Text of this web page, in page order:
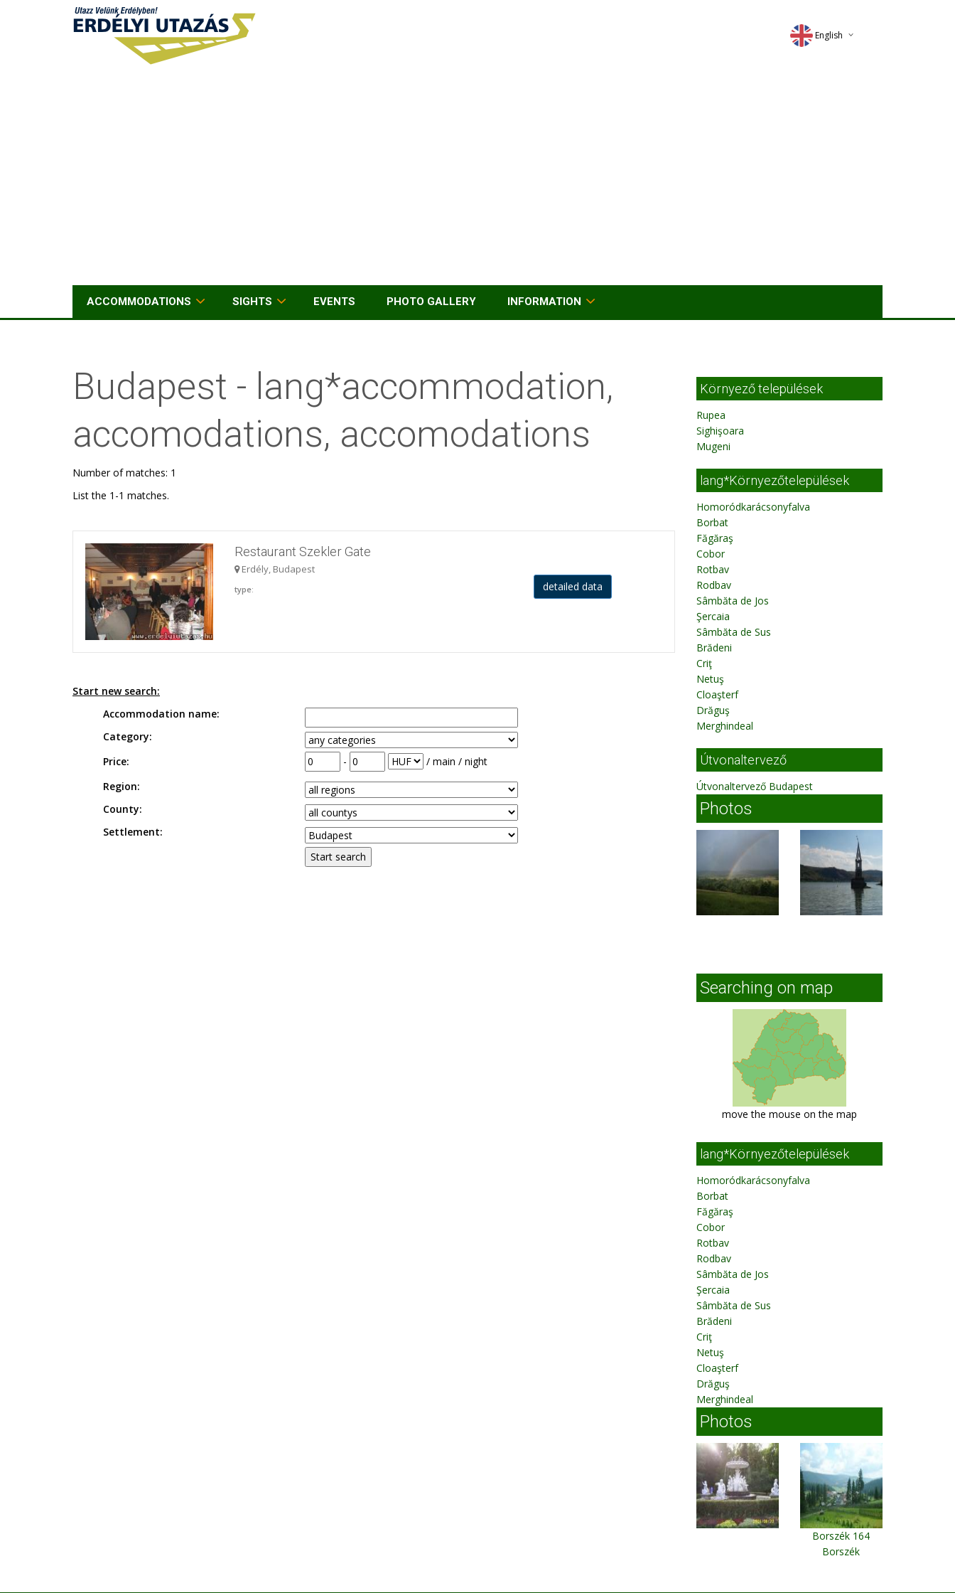
English
ACCOMMODATIONS SIGHTS EVENTS PHOTO GALLERY INFORMATION
Budapest - lang*accommodation,
accomodations, accomodations
Number of matches: 1
List the 1-1 matches.
Restaurant Szekler Gate
Erdély, Budapest
type: detailed data
Start new search:
Accommodation name:
Category:
Price:
-
/ main / night
Region:
County:
Settlement:
Környező települések
Rupea
Sighişoara
Mugeni
lang*Környezőtelepülések
Homoródkarácsonyfalva
Borbat
Făgăraş
Cobor
Rotbav
Rodbav
Sâmbăta de Jos
Şercaia
Sâmbăta de Sus
Brădeni
Criţ
Netuş
Cloaşterf
Drăguş
Merghindeal
Útvonaltervező
Útvonaltervező Budapest
Photos
Searching on map
move the mouse on the map
lang*Környezőtelepülések
Homoródkarácsonyfalva
Borbat
Făgăraş
Cobor
Rotbav
Rodbav
Sâmbăta de Jos
Şercaia
Sâmbăta de Sus
Brădeni
Criţ
Netuş
Cloaşterf
Drăguş
Merghindeal
Photos
Borszék 164
Borszék